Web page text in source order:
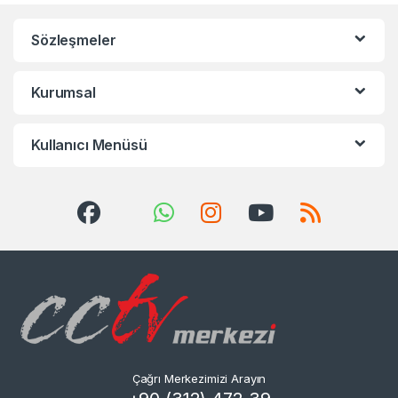
Sözleşmeler
Kurumsal
Kullanıcı Menüsü
Çağrı Merkezimizi Arayın